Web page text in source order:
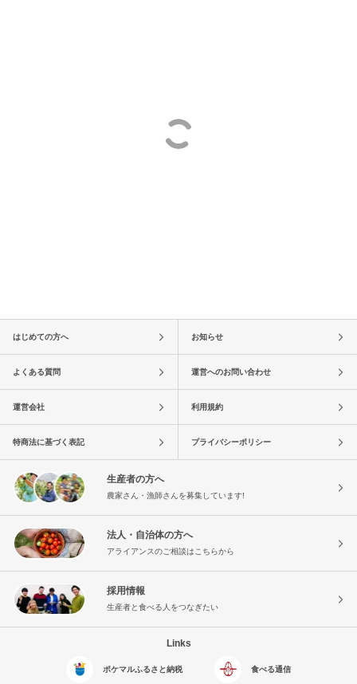
はじめての方へ お知らせ
よくある質問 運営へのお問い合わせ
運営会社 利用規約
特商法に基づく表記 プライバシーポリシー
生産者の方へ
農家さん・漁師さんを募集しています!
法人・自治体の方へ
アライアンスのご相談はこちらから
採用情報
生産者と食べる人をつなぎたい
Links
ポケマルふるさと納税 食べる通信